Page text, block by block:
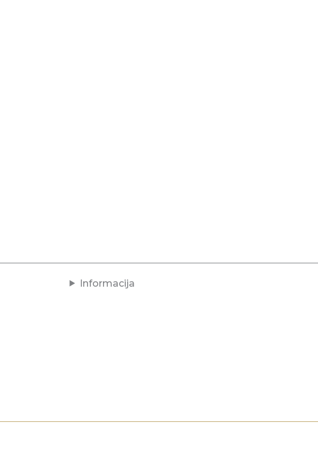
Informacija